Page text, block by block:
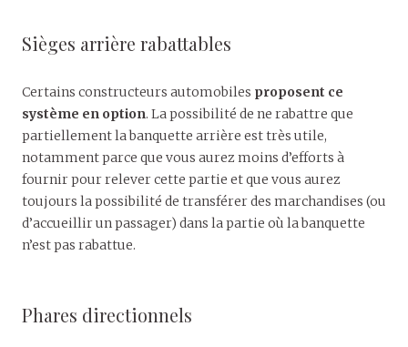
Sièges arrière rabattables
Certains constructeurs automobiles proposent ce
système en option. La possibilité de ne rabattre que
partiellement la banquette arrière est très utile,
notamment parce que vous aurez moins d’efforts à
fournir pour relever cette partie et que vous aurez
toujours la possibilité de transférer des marchandises (ou
d’accueillir un passager) dans la partie où la banquette
n’est pas rabattue.
Phares directionnels